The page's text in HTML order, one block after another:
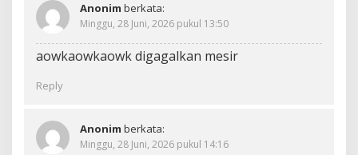
Anonim berkata:
Minggu, 28 Juni, 2026 pukul 13:50
aowkaowkaowk digagalkan mesir
Reply
Anonim berkata:
Minggu, 28 Juni, 2026 pukul 14:16